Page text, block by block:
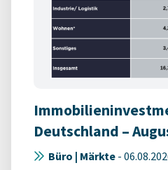
Deutschland –
Büro | Märkte -